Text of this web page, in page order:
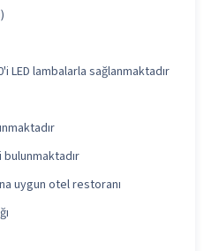
LED lambalarla sağlanmaktadır
uygun otel restoranı